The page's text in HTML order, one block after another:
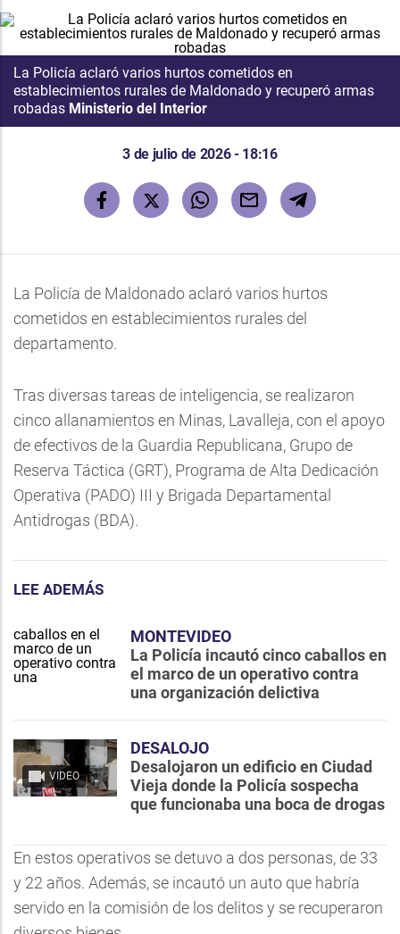
La Policía aclaró varios hurtos cometidos en
establecimientos rurales de Maldonado y recuperó armas
robadas Ministerio del Interior
3 de julio de 2026 - 18:16
La Policía de Maldonado aclaró varios hurtos
cometidos en establecimientos rurales del
departamento.
Tras diversas tareas de inteligencia, se realizaron
cinco allanamientos en Minas, Lavalleja, con el apoyo
de efectivos de la Guardia Republicana, Grupo de
Reserva Táctica (GRT), Programa de Alta Dedicación
Operativa (PADO) III y Brigada Departamental
Antidrogas (BDA).
LEE ADEMÁS
MONTEVIDEO
La Policía incautó cinco caballos en
el marco de un operativo contra
una organización delictiva
VIDEO
DESALOJO
Desalojaron un edificio en Ciudad
Vieja donde la Policía sospecha
que funcionaba una boca de drogas
En estos operativos se detuvo a dos personas, de 33
y 22 años. Además, se incautó un auto que habría
servido en la comisión de los delitos y se recuperaron